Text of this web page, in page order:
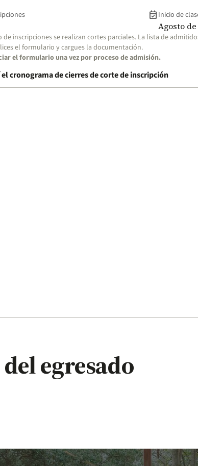
event_available Inicio de
Agosto de
inscripciones se realizan cortes parciales. La lista de
el formulario y cargues la documentación.
el formulario una vez por proceso de admisión.
cronograma de cierres de corte de inscripción
egresado